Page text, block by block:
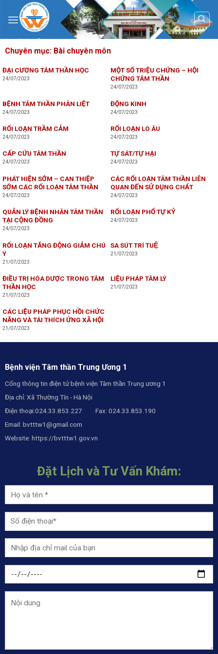
content
Chuyên mục: Bài chuyên môn
ĐẠI CƯƠNG TÂM THẦN HỌC
24/07/2023
MỘT SỐ TRIỆU CHỨNG – HỘI
CHỨNG TÂM THẦN
24/07/2023
BỆNH TÂM THẦN PHÂN LIỆT
24/07/2023
ĐỘNG KINH
24/07/2023
RỐI LOẠN TRẦM CẢM
24/07/2023
RỐI LOẠN LO ÂU
24/07/2023
CẤP CỨU TÂM THẦN
24/07/2023
TỰ SÁT/TỰ HẠI
24/07/2023
PHÁT HIỆN SỚM – CAN THIỆP
SỚM CÁC RỐI LOẠN TÂM THẦN
24/07/2023
CÁC RỐI LOẠN TÂM THẦN LIÊN
QUAN ĐẾN SỬ DỤNG CHẤT
24/07/2023
QUẢN LÝ BỆNH NHÂN TÂM THẦN
TẠI CỘNG ĐỒNG
24/07/2023
RỐI LOẠN PHỔ TỰ KỶ
24/07/2023
RỐI LOẠN TĂNG ĐỘNG GIẢM CHÚ
Ý
21/07/2023
SA SÚT TRÍ TUỆ
21/07/2023
ĐIỀU TRỊ HÓA DƯỢC TRONG TÂM
THẦN HỌC
21/07/2023
LIỆU PHÁP TÂM LÝ
21/07/2023
CÁC LIỆU PHÁP PHỤC HỒI CHỨC
NĂNG VÀ TÁI THÍCH ỨNG XÃ HỘI
21/07/2023
Bệnh viện Tâm thần Trung Ương 1
Cổng thông tin điện tử bệnh viện Tâm thần Trung ương 1
Địa chỉ: Xã Thường Tín - Hà Nội
Điện thoại:024.33.853.227 Fax: 024.33.853.190
Email: bvtttw1@gmail.com
Website: https://bvtttw1.gov.vn
Đặt Lịch và Tư Vấn Khám: